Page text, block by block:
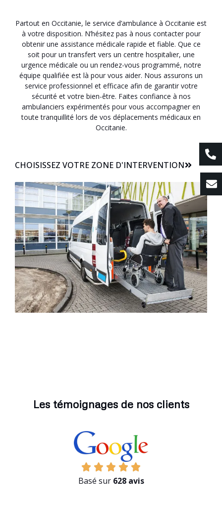
Partout en Occitanie, le service d’ambulance à Occitanie est
à votre disposition. N’hésitez pas à nous contacter pour
obtenir une assistance médicale rapide et fiable. Que ce
soit pour un transfert vers un centre hospitalier, une
urgence médicale ou un rendez-vous programmé, notre
équipe qualifiée est là pour vous aider. Nous assurons un
service professionnel et efficace afin de garantir votre
sécurité et votre bien-être. Faites confiance à nos
ambulanciers expérimentés pour vous accompagner en
toute tranquillité lors de vos déplacements médicaux en
Occitanie.
CHOISISSEZ VOTRE ZONE D'INTERVENTION
Les témoignages de nos clients
Basé sur 628 avis